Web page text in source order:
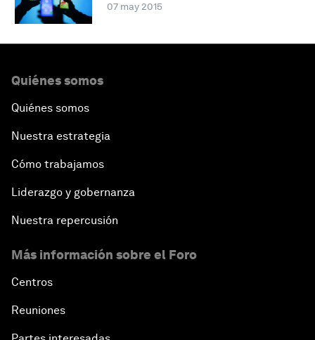
07 may 2015
Quiénes somos
Quiénes somos
Nuestra estrategia
Cómo trabajamos
Liderazgo y gobernanza
Nuestra repercusión
Más información sobre el Foro
Centros
Reuniones